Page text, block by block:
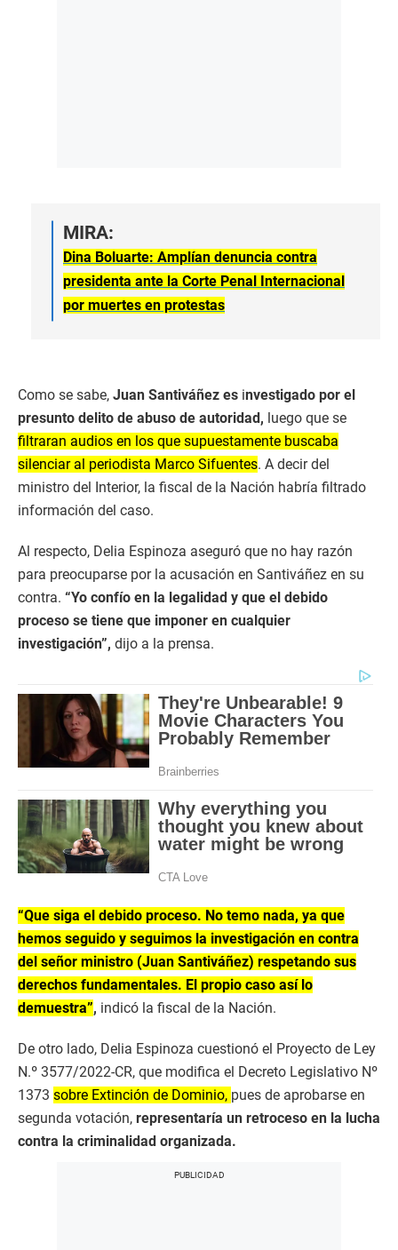
MIRA:
Dina Boluarte: Amplían denuncia contra
presidenta ante la Corte Penal Internacional
por muertes en protestas
Como se sabe, Juan Santiváñez es investigado por el
presunto delito de abuso de autoridad, luego que se
filtraran audios en los que supuestamente buscaba
silenciar al periodista Marco Sifuentes. A decir del
ministro del Interior, la fiscal de la Nación habría filtrado
información del caso.
Al respecto, Delia Espinoza aseguró que no hay razón
para preocuparse por la acusación en Santiváñez en su
contra. “Yo confío en la legalidad y que el debido
proceso se tiene que imponer en cualquier
investigación”, dijo a la prensa.
“Que siga el debido proceso. No temo nada, ya que
hemos seguido y seguimos la investigación en contra
del señor ministro (Juan Santiváñez) respetando sus
derechos fundamentales. El propio caso así lo
demuestra”, indicó la fiscal de la Nación.
De otro lado, Delia Espinoza cuestionó el Proyecto de Ley
N.º 3577/2022-CR, que modifica el Decreto Legislativo Nº
1373 sobre Extinción de Dominio, pues de aprobarse en
segunda votación, representaría un retroceso en la lucha
contra la criminalidad organizada.